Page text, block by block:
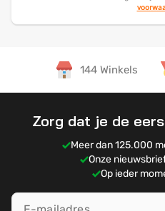
144 Winkels
Zorg dat je de
Meer dan 125.000
Onze
Op ieder